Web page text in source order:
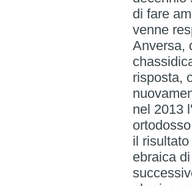
di fare
venne
Anversa,
risposta,
nel 2013
il
ebraica